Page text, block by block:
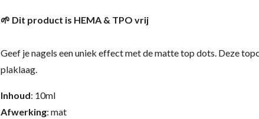
🌱 Dit product is HEMA & TPO vrij
Geef je nagels een uniek effect met de matte top dots. Deze
plaklaag.
Inhoud: 10ml
Afwerking: mat